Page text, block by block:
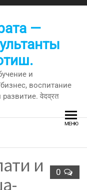
—
и
воспитание
वेदव्रत
МЕНЮ
0
и